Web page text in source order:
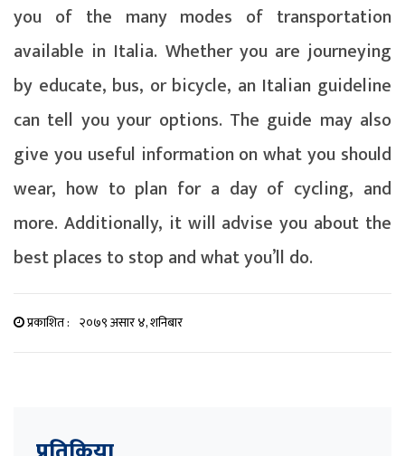
you of the many modes of transportation
available in Italia. Whether you are journeying
by educate, bus, or bicycle, an Italian guideline
can tell you your options. The guide may also
give you useful information on what you should
wear, how to plan for a day of cycling, and
more. Additionally, it will advise you about the
best places to stop and what you’ll do.
प्रकाशित : २०७९ असार ४, शनिबार